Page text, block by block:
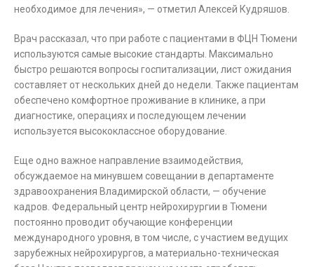
необходимое для лечения», — отметил Алексей Кудряшов.
Врач рассказал, что при работе с пациентами в ФЦН Тюмени
используются самые высокие стандарты. Максимально
быстро решаются вопросы госпитализации, лист ожидания
составляет от нескольких дней до недели. Также пациентам
обеспечено комфортное проживание в клинике, а при
диагностике, операциях и последующем лечении
используется высококлассное оборудование.
Еще одно важное направление взаимодействия,
обсуждаемое на минувшем совещании в департаменте
здравоохранения Владимирской области, — обучение
кадров. Федеральный центр нейрохирургии в Тюмени
постоянно проводит обучающие конференции
международного уровня, в том числе, с участием ведущих
зарубежных нейрохирургов, а материально-техническая